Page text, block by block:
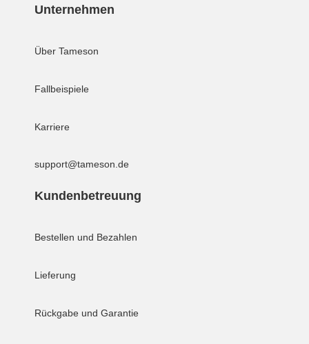
Unternehmen
Über Tameson
Fallbeispiele
Karriere
support@tameson.de
Kundenbetreuung
Bestellen und Bezahlen
Lieferung
Rückgabe und Garantie